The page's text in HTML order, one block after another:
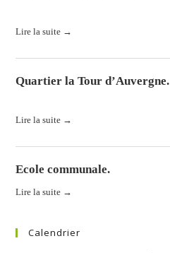
Lire la suite →
Quartier la Tour d’Auvergne.
Lire la suite →
Ecole communale.
Lire la suite →
Calendrier